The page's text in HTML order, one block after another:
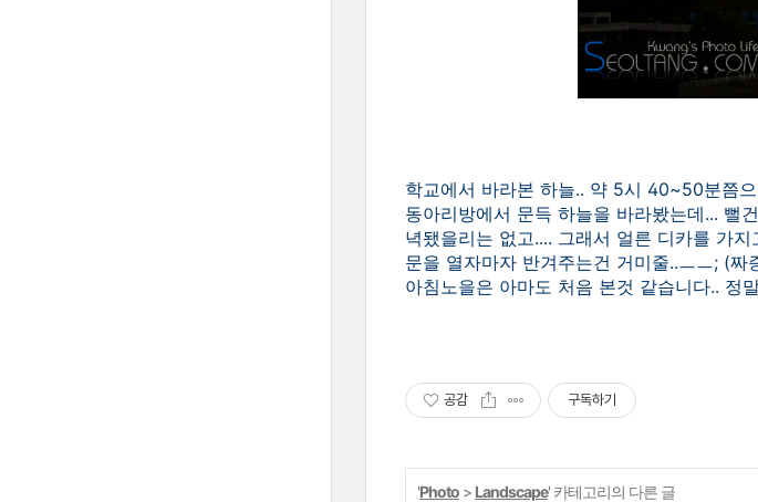
학교에서 바라본 하늘.. 약 5시 40~50분쯤
동아리방에서 문득 하늘을 바라봤는데... 뻘
녁됐을리는 없고.... 그래서 얼른 디카를 가
문을 열자마자 반겨주는건 거미줄..ㅡㅡ; (
아침노을은 아마도 처음 본것 같습니다.. 정
공감 구독하기
'Photo > Landscape' 카테고리의 다른 글